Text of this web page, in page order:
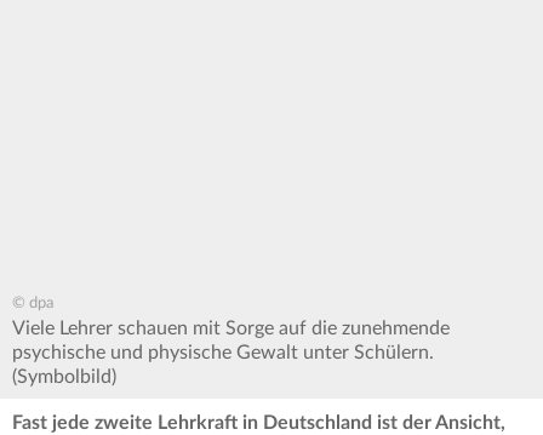
© dpa
Viele Lehrer schauen mit Sorge auf die zunehmende
psychische und physische Gewalt unter Schülern.
(Symbolbild)
Fast jede zweite Lehrkraft in Deutschland ist der Ansicht,